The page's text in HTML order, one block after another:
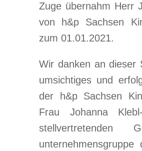
Zuge übernahm Herr
von h&p Sachsen
zum 01.01.2021.
Wir danken an dieser
umsichtiges und
der h&p Sachsen
Frau Johanna
stellvertretenden